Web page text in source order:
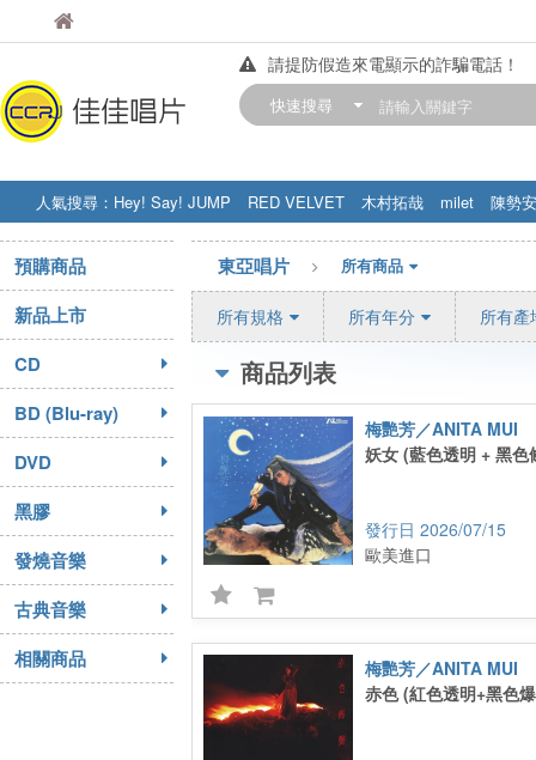
佳佳唱片
請提防假造來電顯示的詐騙電話！
【中華門市營業時間調整公告】
快速搜尋
人氣搜尋： Hey! Say! JUMP RED VELVET 木村拓哉 milet
陳勢安
STRAY KIDS
盧廣仲 周杰伦
預購商品
新品上市
CD
BD (Blu-ray)
DVD
黑膠
發燒音樂
古典音樂
相關商品
東亞唱片 所有商品
所有規格 所有年分 所有產
商品列表
梅艷芳／ANITA MUI
妖女 (藍色透明 + 黑色
2026/07/15
歐美進口
梅艷芳／ANITA MUI
赤色 (紅色透明+黑色